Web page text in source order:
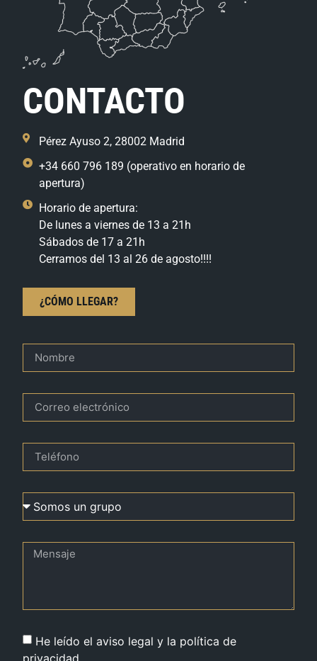
CONTACTO
Pérez Ayuso 2, 28002 Madrid
+34 660 796 189 (operativo en horario de
apertura)
Horario de apertura:
De lunes a viernes de 13 a 21h
Sábados de 17 a 21h
Cerramos del 13 al 26 de agosto!!!!
¿CÓMO LLEGAR?
He leído el aviso legal y la política de
privacidad